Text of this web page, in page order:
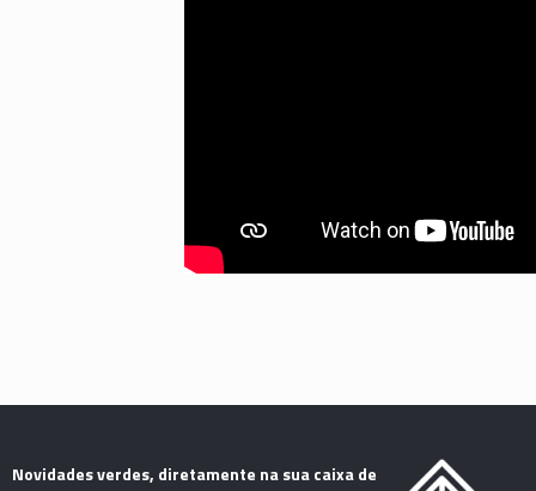
Novidades verdes, diretamente na sua caixa de